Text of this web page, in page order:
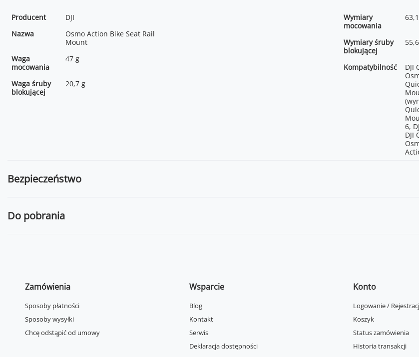
Producent
DJI
Nazwa
Osmo Action Bike Seat Rail
Mount
Waga
mocowania
47 g
Waga śruby
blokującej
20,7 g
Wymiary
mocowania
Wymiary śruby
blokującej
Kompatybilność
DJI
6,
DJI
Bezpieczeństwo
Do pobrania
Zamówienia
Sposoby płatności
Sposoby wysyłki
Chcę odstąpić od umowy
Wsparcie
Blog
Kontakt
Serwis
Deklaracja dostępności
Konto
Logowanie /
Koszyk
Status zamówienia
Historia transakcji